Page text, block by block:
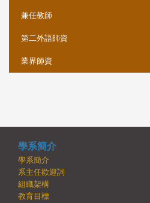
兼任教師
第二外語師資
業界師資
學系簡介
學系簡介
系主任歡迎詞
組織架構
教育目標